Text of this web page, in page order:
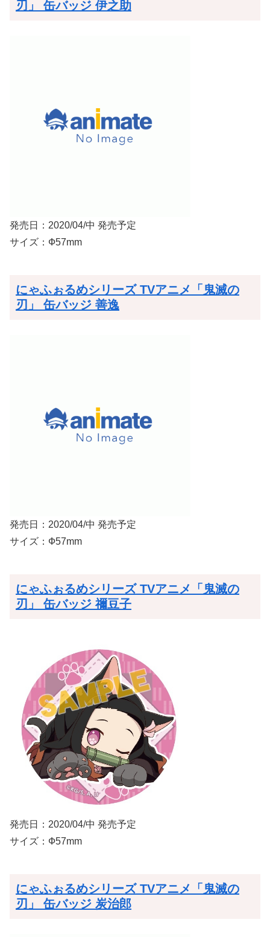
刃」 缶バッジ 伊之助
発売日：2020/04/中 発売予定
サイズ：Ф57mm
にゃふぉるめシリーズ TVアニメ「鬼滅の
刃」 缶バッジ 善逸
発売日：2020/04/中 発売予定
サイズ：Ф57mm
にゃふぉるめシリーズ TVアニメ「鬼滅の
刃」 缶バッジ 禰豆子
発売日：2020/04/中 発売予定
サイズ：Ф57mm
にゃふぉるめシリーズ TVアニメ「鬼滅の
刃」 缶バッジ 炭治郎